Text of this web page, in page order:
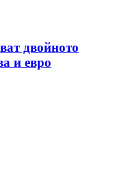
двойното
и евро